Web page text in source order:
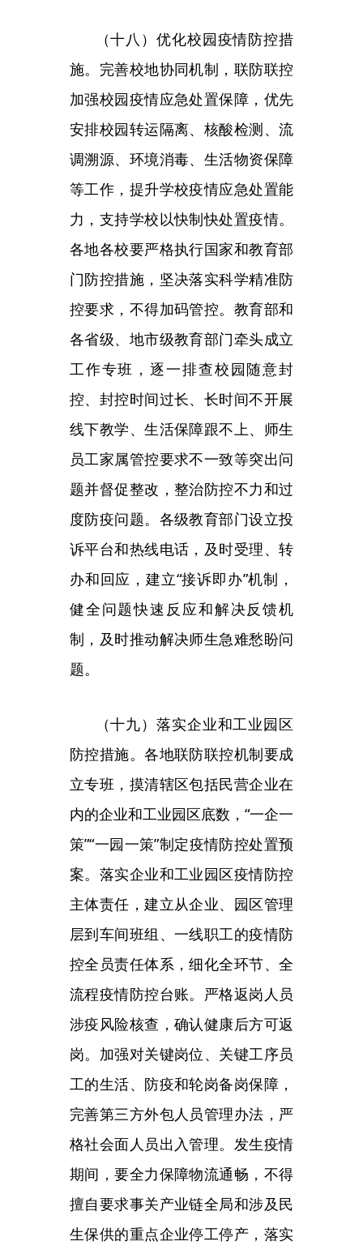
内的企业和工业园区底数，“一企一
策”“一园一策”制定疫情防控处置预
案。落实企业和工业园区疫情防控
主体责任，建立从企业、园区管理
层到车间班组、一线职工的疫情防
控全员责任体系，细化全环节、全
流程疫情防控台账。严格返岗人员
工的生活、防疫和轮岗备岗保障，
完善第三方外包人员管理办法，严
格社会面人员出入管理。发生疫情
期间，要全力保障物流通畅，不得
擅自要求事关产业链全局和涉及民
生保供的重点企业停工停产，落实
好“白名单”制度。
（二十）分类有序做好滞留人
员疏解。发生疫情的地方要及时精
准划定风险区域，对不在高风险区
的外地人员，评估风险后允许其离
开，避免发生滞留，返程途中做好
防护。发生较多人员滞留的地方，
要专门制定疏解方案，出发地与目
要积极给予交通运力保障。目的地
要增强大局意识，不得拒绝接受滞
留人员返回，并按照要求落实好返
回人员防控措施，既要避免疫情外
溢，也不得加码管控。
主办：新疆乌恰县人民政府办公室
承办：新疆乌恰县政务服务
地 址：新疆克州乌恰县光明路1号联系电话：0908-4621030